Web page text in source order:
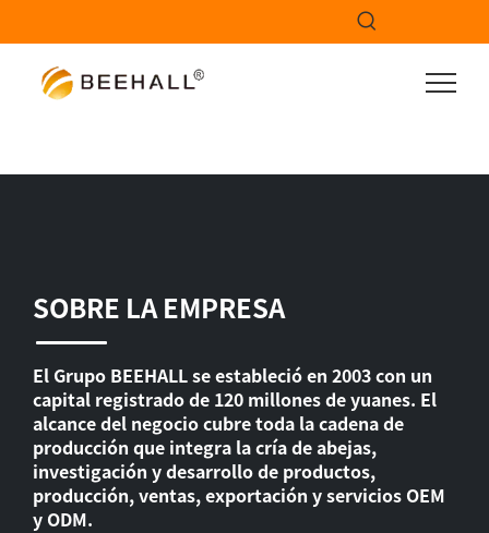
SOBRE LA EMPRESA
El Grupo BEEHALL se estableció en 2003 con un
capital registrado de 120 millones de yuanes. El
alcance del negocio cubre toda la cadena de
producción que integra la cría de abejas,
investigación y desarrollo de productos,
producción, ventas, exportación y servicios OEM
y ODM.